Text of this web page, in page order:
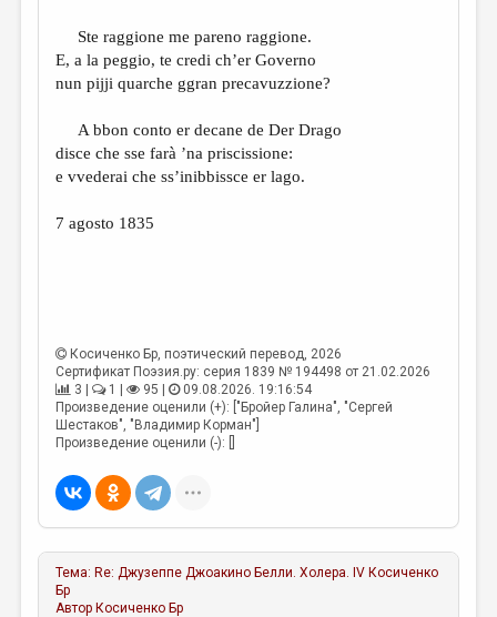
Ste raggione me pareno raggione.
E, a la peggio, te credi ch’er Governo
nun pijji quarche ggran precavuzzione?
A bbon conto er decane de Der Drago
disce che sse farà ’na priscissione:
e vvederai che ss’inibbissce er lago.
7 agosto 1835
Косиченко Бр, поэтический перевод, 2026
Сертификат Поэзия.ру: серия 1839 № 194498 от 21.02.2026
3 |
1 | 95 |
09.08.2026. 19:16:54
Произведение оценили (+): ["Бройер Галина", "Сергей
Шестаков", "Владимир Корман"]
Произведение оценили (-): []
Тема: Re: Джузеппе Джоакино Белли. Холера. IV Косиченко
Бр
Автор Косиченко Бр